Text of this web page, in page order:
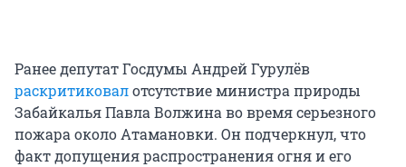
Ранее депутат Госдумы Андрей Гурулёв
раскритиковалотсутствие министра природы
Забайкалья Павла Волжина во время серьезного
пожара около Атамановки. Он подчеркнул, что
факт допущения распространения огня и его